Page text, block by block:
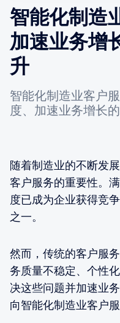
智能化制造
加速业务增
升
智能化制造业客户
度、加速业务增长的
随着制造业的不断发
客户服务的重要性。
度已成为企业获得竞
之一。
然而，传统的客户服
务质量不稳定、个性
决这些问题并加速业
向智能化制造业客户服